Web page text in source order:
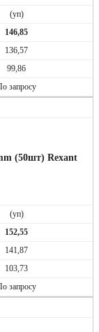
(уп)
146,85
136,57
99,86
запросу
(50шт) Rexant
(уп)
152,55
141,87
103,73
запросу